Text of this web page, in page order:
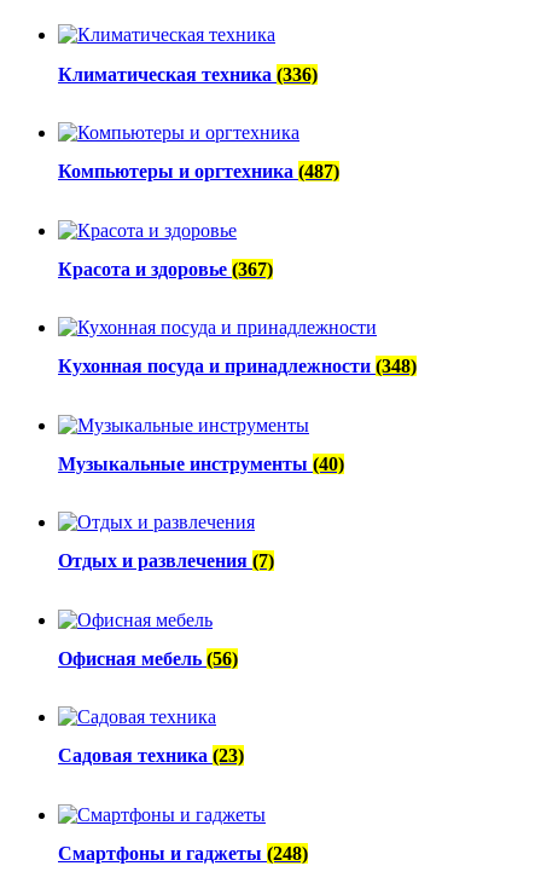
Климатическая техника (336)
Компьютеры и оргтехника (487)
Красота и здоровье (367)
Кухонная посуда и принадлежности (348)
Музыкальные инструменты (40)
Отдых и развлечения (7)
Офисная мебель (56)
Садовая техника (23)
Смартфоны и гаджеты (248)